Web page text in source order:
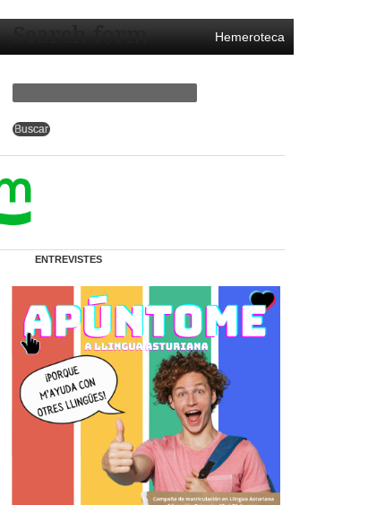
Hemeroteca
Search form
ENTREVISTES